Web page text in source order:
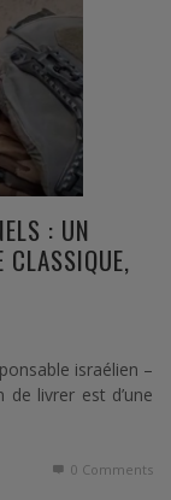
: UN
CLASSIQUE,
israélien –
livrer est d’une
0 Comments